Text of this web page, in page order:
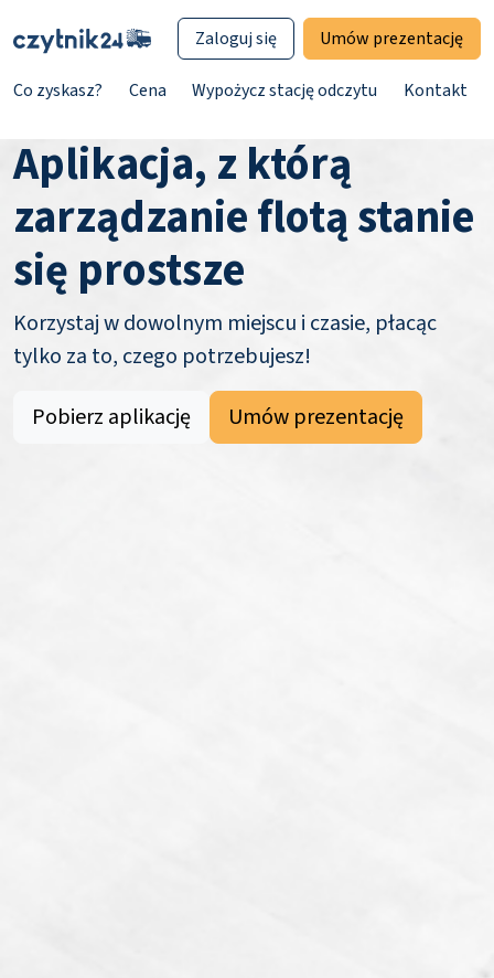
Co zyskasz? Cena Wypożycz stację odczytu Kontakt
Zaloguj się Umów prezentację
Aplikacja, z którą
zarządzanie flotą stanie
się prostsze
Korzystaj w dowolnym miejscu i czasie, płacąc
tylko za to, czego potrzebujesz!
Pobierz aplikację
Umów prezentację